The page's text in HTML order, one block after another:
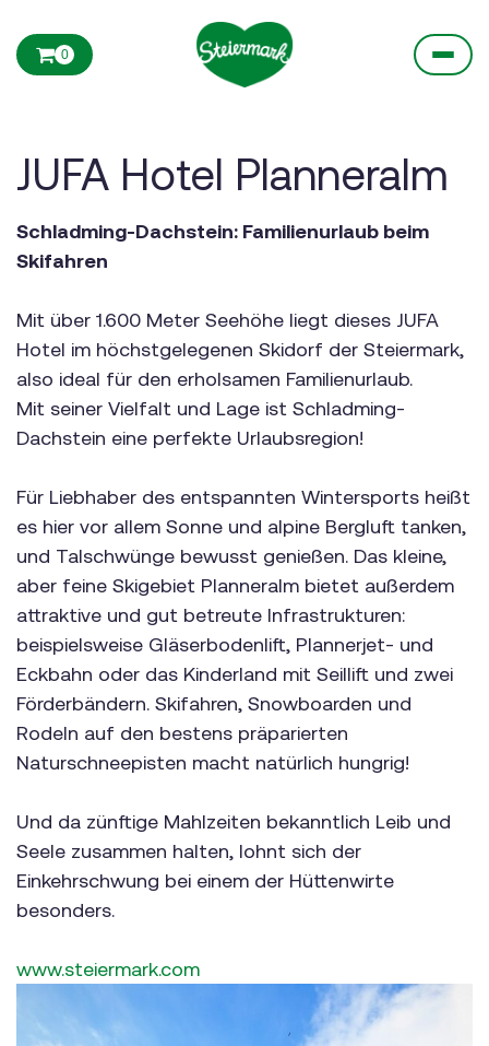
0
JUFA Hotel Planneralm
Schladming-Dachstein: Familienurlaub beim
Skifahren
Mit über 1.600 Meter Seehöhe liegt dieses JUFA
Hotel im höchstgelegenen Skidorf der Steiermark,
also ideal für den erholsamen Familienurlaub.
Mit seiner Vielfalt und Lage ist Schladming-
Dachstein eine perfekte Urlaubsregion!
Für Liebhaber des entspannten Wintersports heißt
es hier vor allem Sonne und alpine Bergluft tanken,
und Talschwünge bewusst genießen. Das kleine,
aber feine Skigebiet Planneralm bietet außerdem
attraktive und gut betreute Infrastrukturen:
beispielsweise Gläserbodenlift, Plannerjet- und
Eckbahn oder das Kinderland mit Seillift und zwei
Förderbändern. Skifahren, Snowboarden und
Rodeln auf den bestens präparierten
Naturschneepisten macht natürlich hungrig!
Und da zünftige Mahlzeiten bekanntlich Leib und
Seele zusammen halten, lohnt sich der
Einkehrschwung bei einem der Hüttenwirte
besonders.
www.steiermark.com